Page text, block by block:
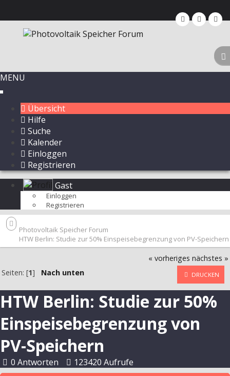
MENU
Übersicht
Hilfe
Suche
Kalender
Einloggen
Registrieren
Gast
Einloggen
Registrieren
Photovoltaik Speicher Forum
HTW Berlin: Studie zur 50% Einspeisebegrenzung von PV-Speichern
« vorheriges nächstes »
DRUCKEN
Seiten: [1] Nach unten
HTW Berlin: Studie zur 50%
Einspeisebegrenzung von
PV-Speichern
0 Antworten 123420 Aufrufe